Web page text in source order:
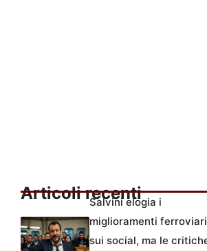
Articoli recenti
Salvini elogia i
miglioramenti ferroviari
sui social, ma le